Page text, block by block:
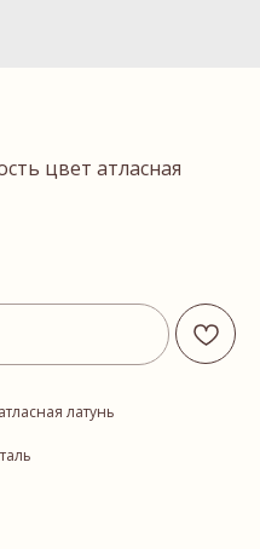
цвет атласная
латунь